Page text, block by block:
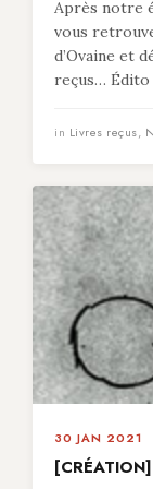
Après notre
vous
d’Ovaine et
reçus… Édito
in Livres reçus,
30 JAN 2021